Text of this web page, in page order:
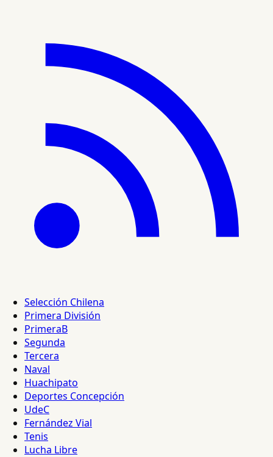
Selección Chilena
Primera División
PrimeraB
Segunda
Tercera
Naval
Huachipato
Deportes Concepción
UdeC
Fernández Vial
Tenis
Lucha Libre